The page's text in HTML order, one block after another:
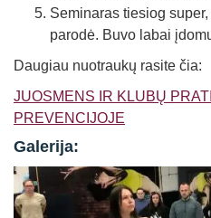
Seminaras tiesiog
parodė. Buvo labai
Daugiau nuotraukų rasite čia:
JUOSMENS IR KLUBŲ
PREVENCIJOJE
Galerija: